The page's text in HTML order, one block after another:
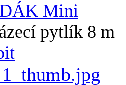
Mini
pytlík 8 m